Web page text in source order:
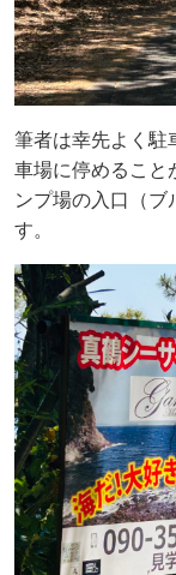
筆者は幸先よく駐
車場に停めること
ンプ場の入口（ブ
す。